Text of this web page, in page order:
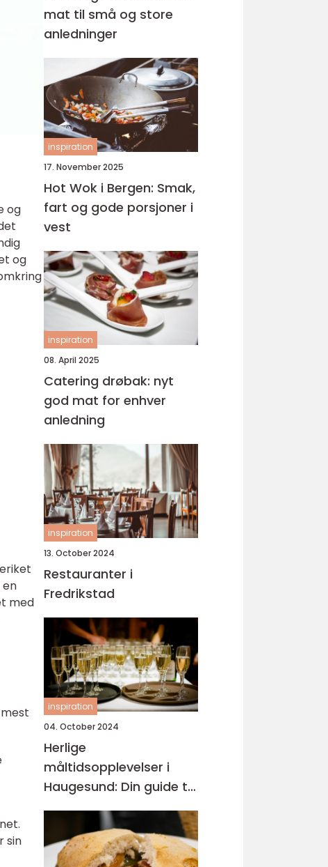
og
og
en
med
sin
mat til små og store
anledninger
inspiration
17. November 2025
Hot Wok i Bergen: Smak,
fart og gode porsjoner i
vest
inspiration
08. April 2025
Catering drøbak: nyt
god mat for enhver
anledning
inspiration
13. October 2024
Restauranter i
Fredrikstad
inspiration
04. October 2024
Herlige
måltidsopplevelser i
Haugesund: Din guide til
lokal catering